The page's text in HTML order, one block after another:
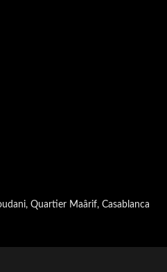
Quartier Maârif, Casablanca